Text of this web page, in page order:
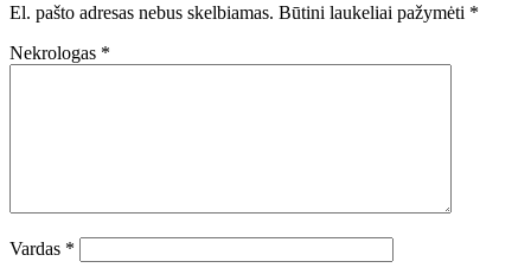
El. pašto adresas nebus skelbiamas. Būtini laukeliai pažymėti *
Nekrologas *
Vardas *